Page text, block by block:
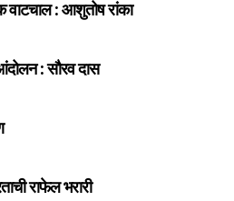
वाटचाल : आशुतोष रांका
: सौरव दास
राफेल भरारी